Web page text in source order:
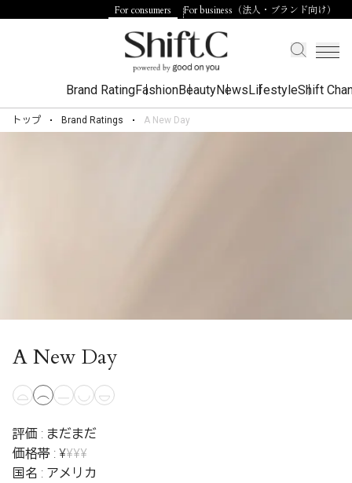
For consumers For business（法人・ブランド向け）
Brand RatingFashionBeautyNewsLifestyleShift
トップ Brand Ratings A New Day
A New Day
評価 : まだまだ
価格帯 : ¥¥¥¥
国名 : アメリカ